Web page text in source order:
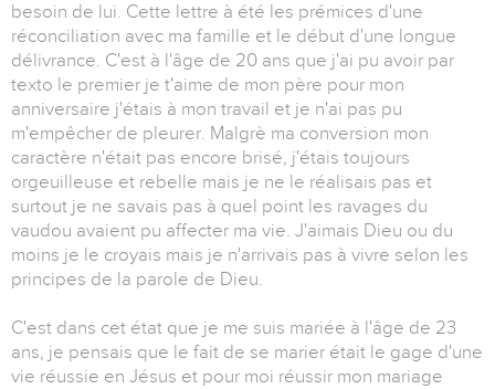
besoin de lui. Cette lettre à été les prémices d'une
réconciliation avec ma famille et le début d'une longue
délivrance. C'est à l'âge de 20 ans que j'ai pu avoir par
texto le premier je t'aime de mon père pour mon
anniversaire j'étais à mon travail et je n'ai pas pu
m'empêcher de pleurer. Malgrè ma conversion mon
caractère n'était pas encore brisé, j'étais toujours
orgeuilleuse et rebelle mais je ne le réalisais pas et
surtout je ne savais pas à quel point les ravages du
vaudou avaient pu affecter ma vie. J'aimais Dieu ou du
moins je le croyais mais je n'arrivais pas à vivre selon les
principes de la parole de Dieu.
C'est dans cet état que je me suis mariée à l'âge de 23
ans, je pensais que le fait de se marier était le gage d'une
vie réussie en Jésus et pour moi réussir mon mariage